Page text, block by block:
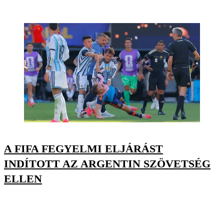
A FIFA FEGYELMI ELJÁRÁST
INDÍTOTT AZ ARGENTIN SZÖVETSÉG
ELLEN